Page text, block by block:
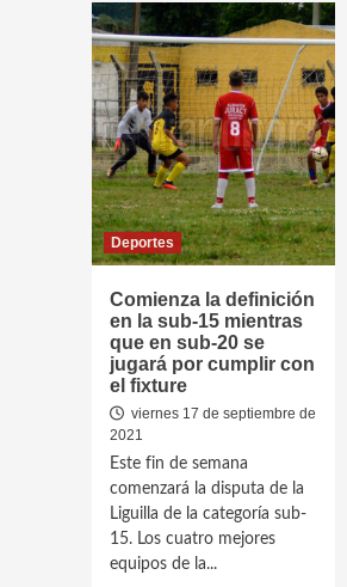
Deportes
Comienza la definición
en la sub-15 mientras
que en sub-20 se
jugará por cumplir con
el fixture
viernes 17 de septiembre de
2021
Este fin de semana
comenzará la disputa de la
Liguilla de la categoría sub-
15. Los cuatro mejores
equipos de la...